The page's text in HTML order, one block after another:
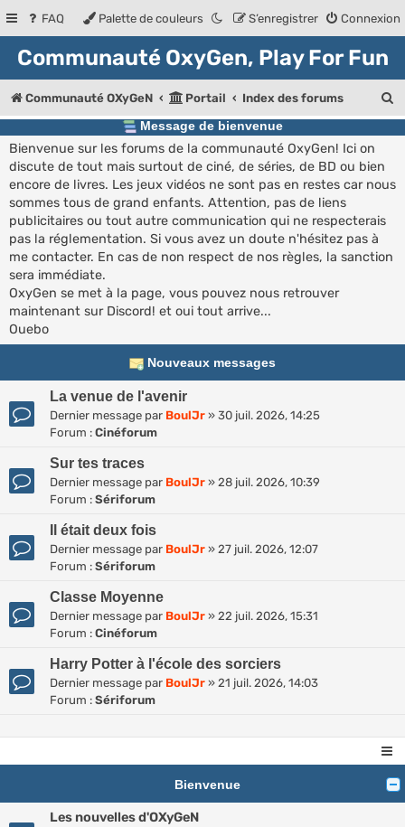
FAQ Connexion
S’enregistrer
Palette de couleurs
Communauté OxyGen, Play For Fun
Communauté OXyGeN Portail Index des forums
e
Message de bienvenue
Bienvenue sur les forums de la communauté OxyGen! Ici on
discute de tout mais surtout de ciné, de séries, de BD ou bien
encore de livres. Les jeux vidéos ne sont pas en restes car nous
sommes tous de grand enfants. Attention, pas de liens
publicitaires ou tout autre communication qui ne respecterais
pas la réglementation. Si vous avez un doute n'hésitez pas à
me contacter. En cas de non respect de nos règles, la sanction
sera immédiate.
OxyGen se met à la page, vous pouvez nous retrouver
maintenant sur Discord! et oui tout arrive...
Ouebo
Nouveaux messages
La venue de l'avenir
Dernier message par BoulJr » 30 juil. 2026, 14:25
Forum : Cinéforum
Sur tes traces
Dernier message par BoulJr » 28 juil. 2026, 10:39
Forum : Sériforum
Il était deux fois
Dernier message par BoulJr » 27 juil. 2026, 12:07
Forum : Sériforum
Classe Moyenne
Dernier message par BoulJr » 22 juil. 2026, 15:31
Forum : Cinéforum
Harry Potter à l'école des sorciers
Dernier message par BoulJr » 21 juil. 2026, 14:03
Forum : Sériforum
Bienvenue
Les nouvelles d'OXyGeN